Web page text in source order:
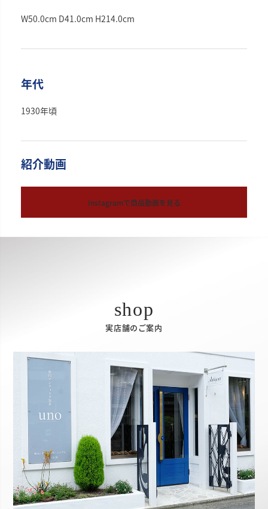
W50.0cm D41.0cm H214.0cm
年代
1930年頃
紹介動画
Instagramで商品動画を見る
実店舗のご案内